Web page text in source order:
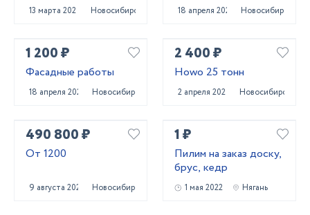
13 марта 2024 Новосибирск 18 апреля 2023 Новосибирск
1 200 ₽
Фасадные работы
18 апреля 2023 Новосибирск
2 400 ₽
Howo 25 тонн
2 апреля 2024 Новосибирск
490 800 ₽
От 1200
9 августа 2024 Новосибирск
1 ₽
Пилим на заказ доску,
брус, кедр
1 мая 2022 Нягань